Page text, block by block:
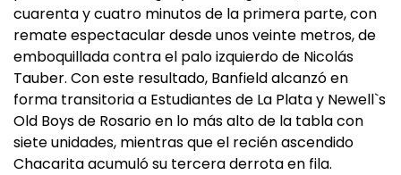
cuarenta y cuatro minutos de la primera parte, con
remate espectacular desde unos veinte metros, de
emboquillada contra el palo izquierdo de Nicolás
Tauber. Con este resultado, Banfield alcanzó en
forma transitoria a Estudiantes de La Plata y Newell`s
Old Boys de Rosario en lo más alto de la tabla con
siete unidades, mientras que el recién ascendido
Chacarita acumuló su tercera derrota en fila.